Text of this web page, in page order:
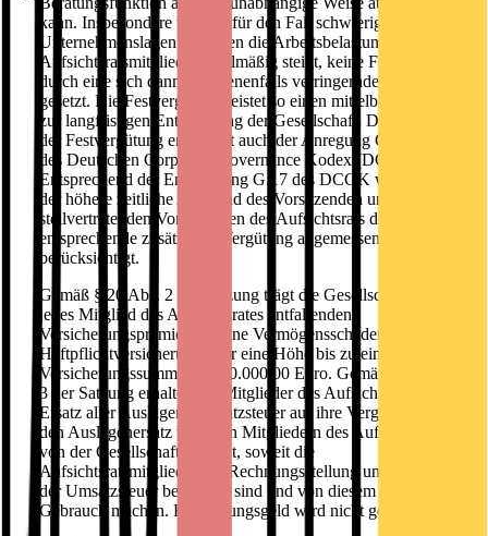
kann. Insbesondere werden für den Fall schwieriger
Unternehmenslagen, in denen die Arbeitsbelastung der
Aufsichtsratsmitglieder regelmäßig steigt, keine Fehlanreize
durch eine sich dann gegebenenfalls verringernde Vergütung
gesetzt. Die Festvergütung leistet so einen mittelbaren Beitrag
zur langfristigen Entwicklung der Gesellschaft. Das Modell
der Festvergütung entspricht auch der Anregung G.18 Satz 1
des Deutschen Corporate Governance Kodex (DCGK).
Entsprechend der Empfehlung G.17 des DCGK wird zudem
der höhere zeitliche Aufwand des Vorsitzenden und des
stellvertretenden Vorsitzenden des Aufsichtsrats durch eine
entsprechende zusätzliche Vergütung angemessen
berücksichtigt.
Gemäß § 20 Abs. 2 der Satzung trägt die Gesellschaft die auf
jedes Mitglied des Aufsichtsrates entfallenden
Versicherungsprämien für eine Vermögensschaden-
Haftpflichtversicherung über eine Höhe bis zu einer
Versicherungssumme 15.000.000,00 Euro. Gemäß § 20 Abs.
3 der Satzung erhalten die Mitglieder des Aufsichtsrates ferner
Ersatz aller Auslagen. Umsatzsteuer auf ihre Vergütung und
den Auslagenersatz wird den Mitgliedern des Aufsichtsrats
von der Gesellschaft erstattet, soweit die
Aufsichtsratsmitglieder zur Rechnungsstellung unter Ausweis
der Umsatzsteuer berechtigt sind und von diesem Recht
Gebrauch machen. Ein Sitzungsgeld wird nicht gezahlt.